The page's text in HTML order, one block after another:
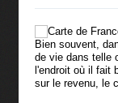
Bien souvent,
de vie dans telle
l'endroit où il fait
sur le revenu, le